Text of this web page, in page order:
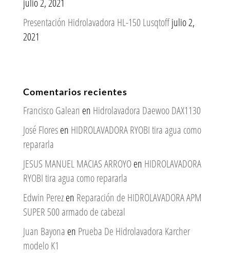
Presentación Hidrolavadora HL-150 Lusqtoffjulio 2,
2021
Comentarios recientes
Francisco Galean en Hidrolavadora Daewoo DAX1130
José Floresen HIDROLAVADORA RYOBI tira agua como
repararla
JESUS MANUEL MACIAS ARROYOen HIDROLAVADORA
RYOBI tira agua como repararla
Edwin Perezen Reparación de HIDROLAVADORA APM
SUPER 500 armado de cabezal
Juan Bayona en Prueba De Hidrolavadora Karcher
modelo K1